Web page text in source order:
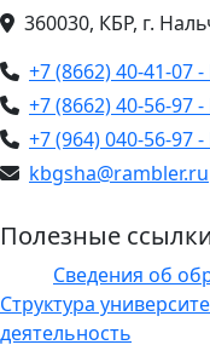
360030, КБР, г.
+7 (8662) 40-41-07
+7 (8662) 40-56-97
+7 (964) 040-56-97
kbgsha@rambler.ru
Полезные
Сведения об
Структура
деятельность